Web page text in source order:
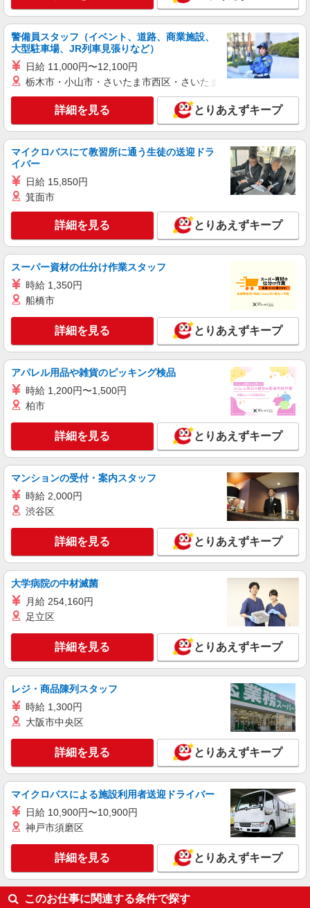
警備員スタッフ（イベント、道路、商業施設、
大型駐車場、JR列車見張りなど）
日給 11,000円〜12,100円
栃木市・小山市・さいたま市西区・さいたま市岩槻区・久喜市・
詳細を見る とりあえずキープ
マイクロバスにて教習所に通う生徒の送迎ドラ
イバー
日給 15,850円
箕面市
詳細を見る とりあえずキープ
スーパー資材の仕分け作業スタッフ
時給 1,350円
船橋市
詳細を見る とりあえずキープ
アパレル用品や雑貨のピッキング検品
時給 1,200円〜1,500円
柏市
詳細を見る とりあえずキープ
マンションの受付・案内スタッフ
時給 2,000円
渋谷区
詳細を見る とりあえずキープ
大学病院の中材滅菌
月給 254,160円
足立区
詳細を見る とりあえずキープ
レジ・商品陳列スタッフ
時給 1,300円
大阪市中央区
詳細を見る とりあえずキープ
マイクロバスによる施設利用者送迎ドライバー
日給 10,900円〜10,900円
神戸市須磨区
詳細を見る とりあえずキープ
このお仕事に関連する条件で探す